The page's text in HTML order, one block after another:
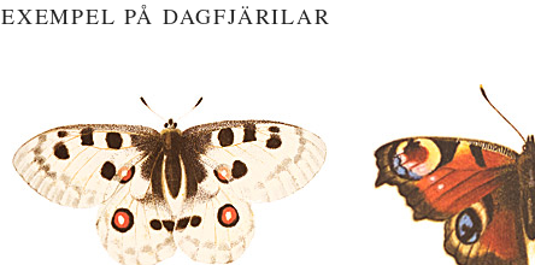
EXEMPEL PÅ DAGFJÄRILAR